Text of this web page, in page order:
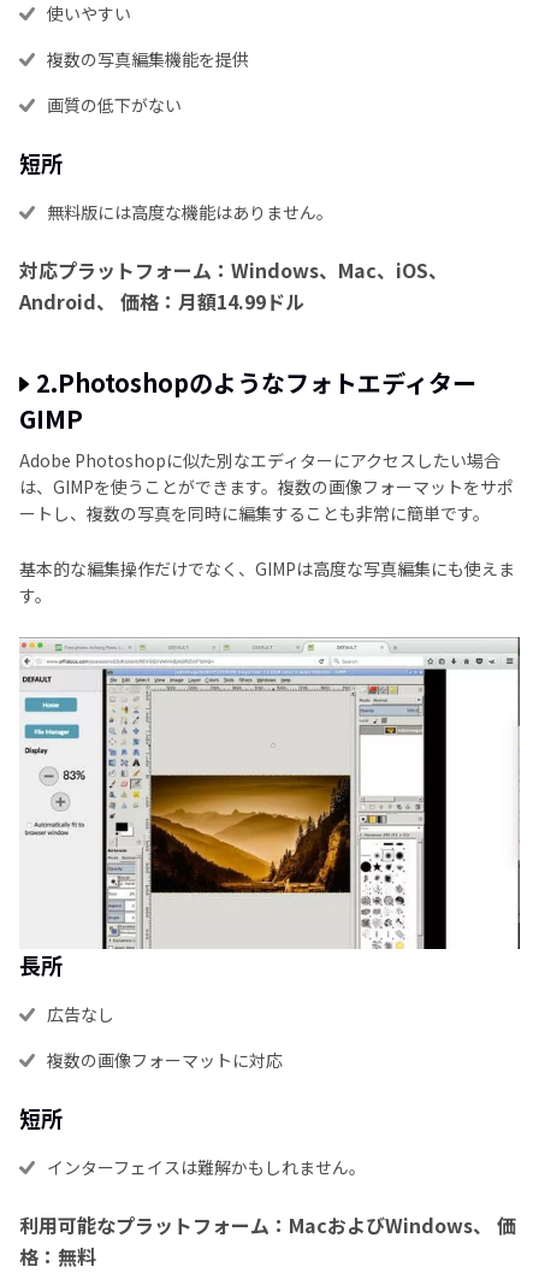
使いやすい
複数の写真編集機能を提供
画質の低下がない
短所
無料版には高度な機能はありません。
対応プラットフォーム：Windows、Mac、iOS、
Android、 価格：月額14.99ドル
2.Photoshopのようなフォトエディター
GIMP
Adobe Photoshopに似た別なエディターにアクセスしたい場合
は、GIMPを使うことができます。複数の画像フォーマットをサポ
ートし、複数の写真を同時に編集することも非常に簡単です。
基本的な編集操作だけでなく、GIMPは高度な写真編集にも使えま
す。
長所
広告なし
複数の画像フォーマットに対応
短所
インターフェイスは難解かもしれません。
利用可能なプラットフォーム：MacおよびWindows、 価
格：無料